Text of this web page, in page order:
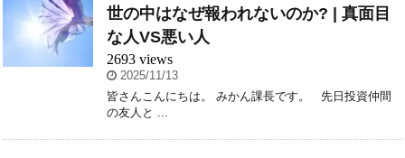
世の中はなぜ報われないのか? | 真面目
な人VS悪い人
2693 views
2025/11/13
皆さんこんにちは。 みかん課長です。 先日投資仲間
の友人と ...